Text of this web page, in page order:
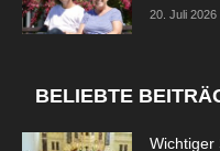
20. Juli 2026
BELIEBTE
Wichtiger